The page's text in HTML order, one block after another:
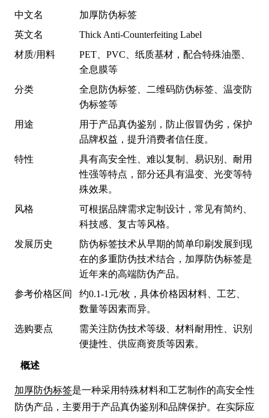
概述
加厚防伪标签是一种采用特殊材料和工艺制作的高安全性
防伪产品，主要用于产品真伪鉴别和品牌保护。在实际应
中文名
加厚防伪标签
英文名
Thick Anti-Counterfeiting Label
材质/用料
PET、PVC、纸质基材，配合特殊油墨、
全息膜等
分类
全息防伪标签、二维码防伪标签、温变防
伪标签等
用途
用于产品真伪鉴别，防止假冒伪劣，保护
品牌权益，提升消费者信任度。
特性
具有高安全性、难以复制、易识别、耐用
性强等特点，部分还具有温变、光变等特
殊效果。
风格
可根据品牌需求定制设计，常见有简约、
科技感、复古等风格。
发展历史
防伪标签技术从早期的简单印刷发展到现
在的多重防伪技术结合，加厚防伪标签是
近年来的高端防伪产品。
参考价格区间
约0.1-1元/枚，具体价格因材料、工艺、
数量等因素而异。
选购要点
需关注防伪技术等级、材料耐用性、识别
便捷性、供应商资质等因素。